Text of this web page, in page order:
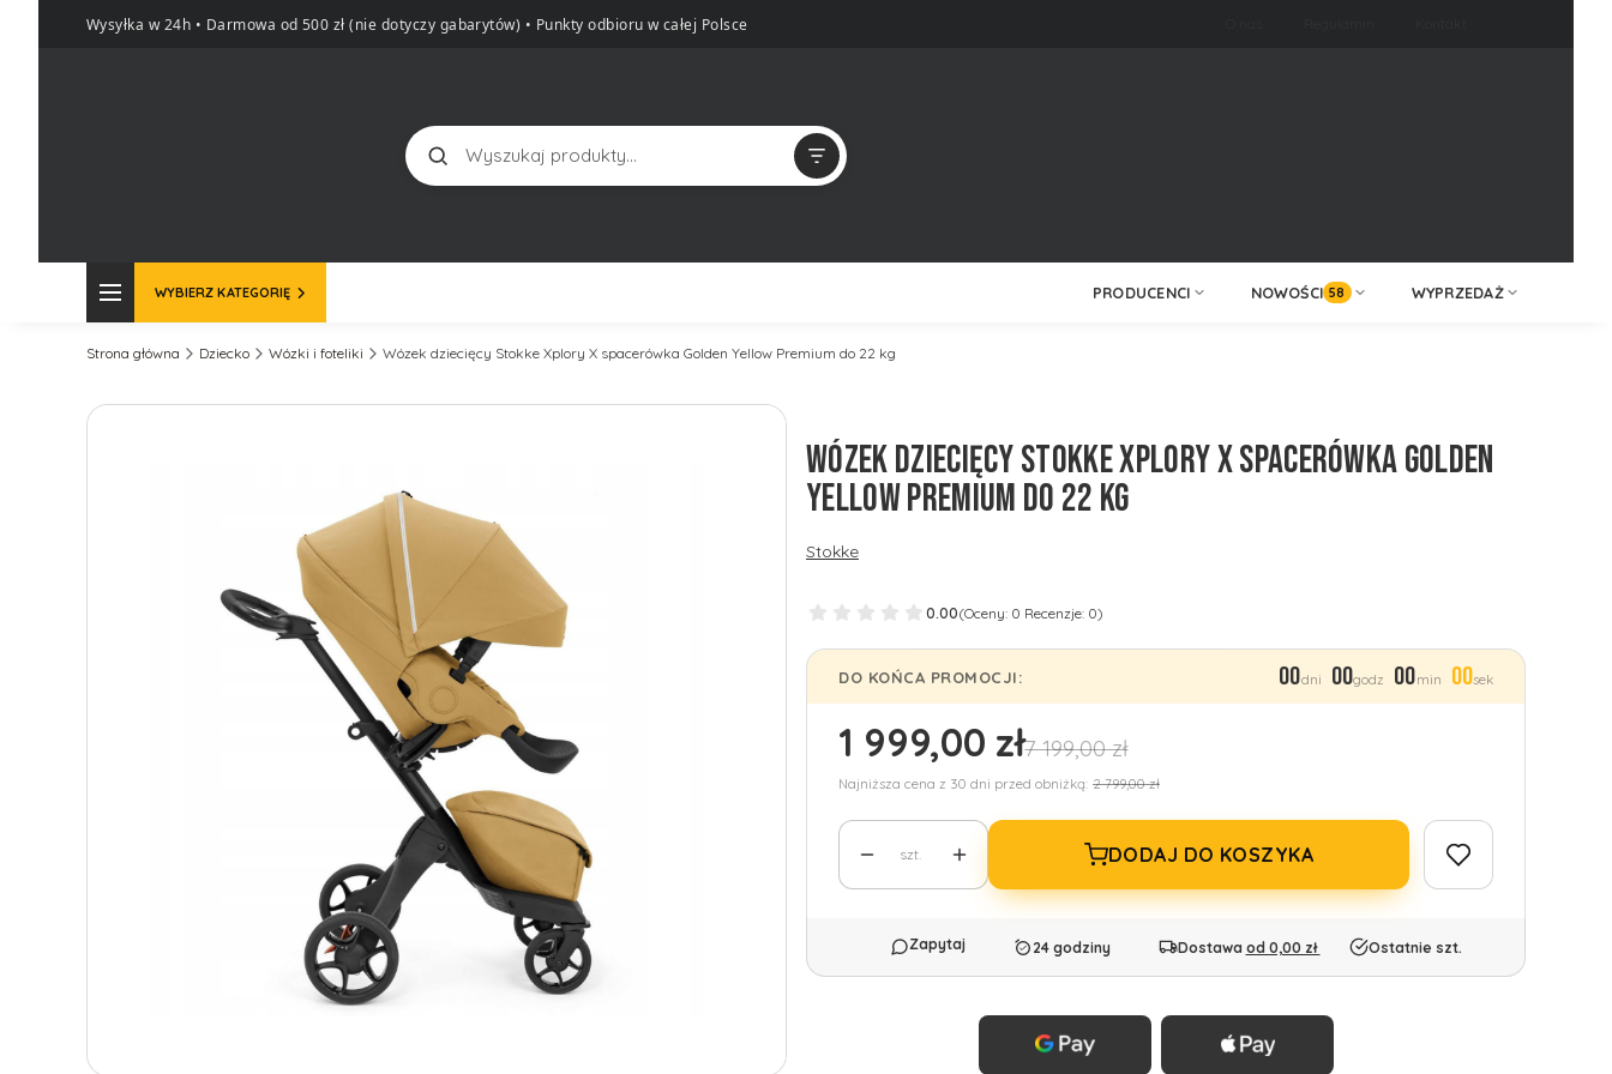
Wysyłka w 24h • Darmowa od 500 zł (nie dotyczy gabarytów) • Punkty odbioru w całej Polsce
Szukaj
WYBIERZ KATEGORIĘ PRODUCENCI NOWOŚCI 58 WYPRZEDAŻ
Strona główna Dziecko Wózki i foteliki Wózek dziecięcy Stokke Xplory X spacerówka Golden Yellow Premium do 22 kg
WÓZEK DZIECIĘCY STOKKE XPLORY X SPACERÓWKA GOLDEN
YELLOW PREMIUM DO 22 KG
Stokke
0.00(Oceny: 0 Recenzje: 0)
DO KOŃCA PROMOCJI: 00dni 00godz 00min 00sek
1 999,00 zł7 199,00 zł
Najniższa cena z 30 dni przed obniżką: 2 799,00 zł
szt. DODAJ DO KOSZYKA
24 godziny Dostawa od 0,00 zł Ostatnie szt.